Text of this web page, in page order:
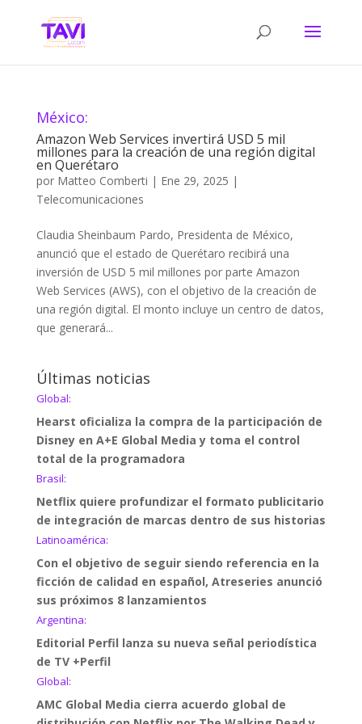
México:
Amazon Web Services invertirá USD 5 mil
millones para la creación de una región digital
en Querétaro
por Matteo Comberti | Ene 29, 2025 |
Telecomunicaciones
Claudia Sheinbaum Pardo, Presidenta de México,
anunció que el estado de Querétaro recibirá una
inversión de USD 5 mil millones por parte Amazon
Web Services (AWS), con el objetivo de la creación de
una región digital. El monto incluye un centro de datos,
que generará...
Últimas noticias
Global:
Hearst oficializa la compra de la participación de
Disney en A+E Global Media y toma el control
total de la programadora
Brasil:
Netflix quiere profundizar el formato publicitario
de integración de marcas dentro de sus historias
Latinoamérica:
Con el objetivo de seguir siendo referencia en la
ficción de calidad en español, Atreseries anunció
sus próximos 8 lanzamientos
Argentina:
Editorial Perfil lanza su nueva señal periodística
de TV +Perfil
Global:
AMC Global Media cierra acuerdo global de